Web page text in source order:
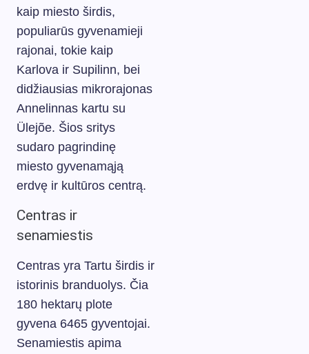
kaip miesto širdis,
populiarūs gyvenamieji
rajonai, tokie kaip
Karlova ir Supilinn, bei
didžiausias mikrorajonas
Annelinnas kartu su
Ülejõe. Šios sritys
sudaro pagrindinę
miesto gyvenamąją
erdvę ir kultūros centrą.
Centras ir
senamiestis
Centras yra Tartu širdis ir
istorinis branduolys. Čia
180 hektarų plote
gyvena 6465 gyventojai.
Senamiestis apima